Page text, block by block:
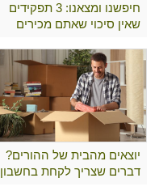
חיפשנו ומצאנו: 3 תפקידים
שאין סיכוי שאתם מכירים
יוצאים מהבית של ההורים?
דברים שצריך לקחת בחשבון